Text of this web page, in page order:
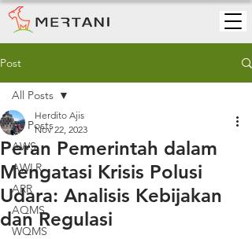
Post
All Posts
AWS
AWLR
ARR
AQMS
WQMS
All Posts
Peran Pemerintah dalam
Mengatasi Krisis Polusi
Udara: Analisis Kebijakan
dan Regulasi
Herdito Ajis
Nov 22, 2023